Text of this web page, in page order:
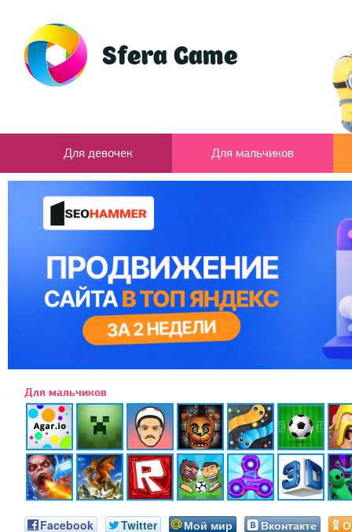
Для девочек Для мальчиков
Для мальчиков
Facebook Twitter Мой мир Вконтакте